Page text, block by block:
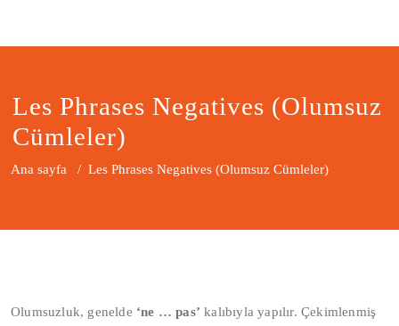
Les Phrases Negatives (Olumsuz
Cümleler)
Ana sayfa / Les Phrases Negatives (Olumsuz Cümleler)
Olumsuzluk, genelde ‘ne … pas’ kalıbıyla yapılır. Çekimlenmiş